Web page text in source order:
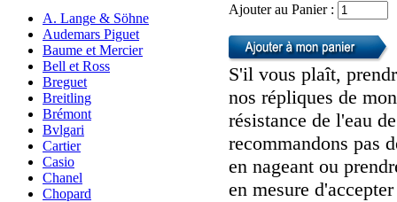
A. Lange & Söhne
Audemars Piguet
Baume et Mercier
Bell et Ross
Breguet
Breitling
Brémont
Bvlgari
Cartier
Casio
Chanel
Chopard
Ajouter au Panier :
S'il vous plaît,
nos répliques de
résistance de l'eau
recommandons pas
en nageant ou
en mesure